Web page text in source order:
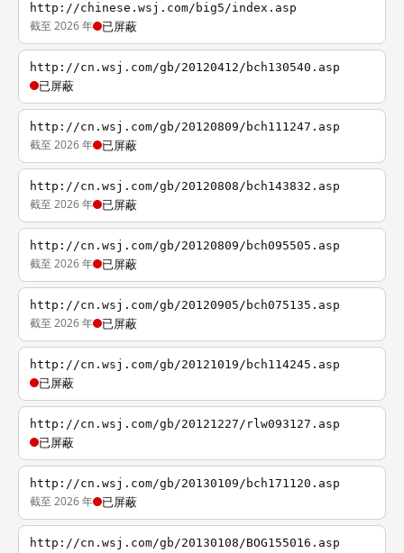
http://chinese.wsj.com/big5/index.asp
截至 2026 年 已屏蔽
http://cn.wsj.com/gb/20120412/bch130540.asp
已屏蔽
http://cn.wsj.com/gb/20120809/bch111247.asp
截至 2026 年 已屏蔽
http://cn.wsj.com/gb/20120808/bch143832.asp
截至 2026 年 已屏蔽
http://cn.wsj.com/gb/20120809/bch095505.asp
截至 2026 年 已屏蔽
http://cn.wsj.com/gb/20120905/bch075135.asp
截至 2026 年 已屏蔽
http://cn.wsj.com/gb/20121019/bch114245.asp
已屏蔽
http://cn.wsj.com/gb/20121227/rlw093127.asp
已屏蔽
http://cn.wsj.com/gb/20130109/bch171120.asp
截至 2026 年 已屏蔽
http://cn.wsj.com/gb/20130108/BOG155016.asp